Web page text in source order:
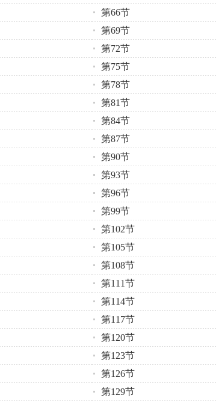
第66节
第69节
第72节
第75节
第78节
第81节
第84节
第87节
第90节
第93节
第96节
第99节
第102节
第105节
第108节
第111节
第114节
第117节
第120节
第123节
第126节
第129节